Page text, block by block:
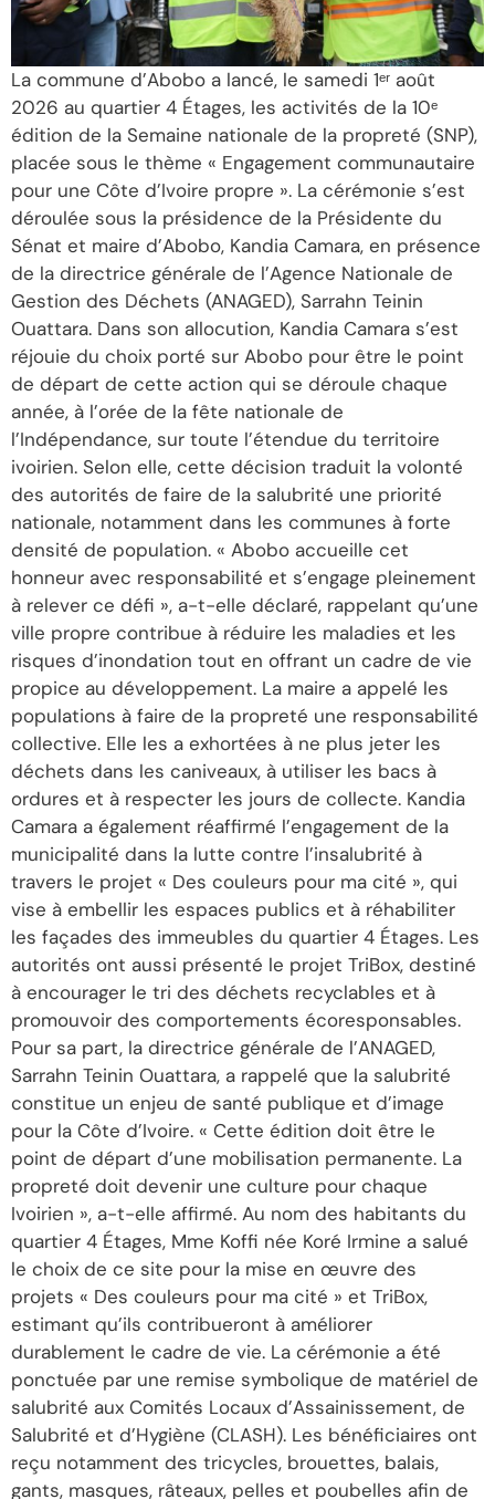
La commune d’Abobo a lancé, le samedi 1ᵉʳ août
2026 au quartier 4 Étages, les activités de la 10ᵉ
édition de la Semaine nationale de la propreté (SNP),
placée sous le thème « Engagement communautaire
pour une Côte d’Ivoire propre ». La cérémonie s’est
déroulée sous la présidence de la Présidente du
Sénat et maire d’Abobo, Kandia Camara, en présence
de la directrice générale de l’Agence Nationale de
Gestion des Déchets (ANAGED), Sarrahn Teinin
Ouattara. Dans son allocution, Kandia Camara s’est
réjouie du choix porté sur Abobo pour être le point
de départ de cette action qui se déroule chaque
année, à l’orée de la fête nationale de
l’Indépendance, sur toute l’étendue du territoire
ivoirien. Selon elle, cette décision traduit la volonté
des autorités de faire de la salubrité une priorité
nationale, notamment dans les communes à forte
densité de population. « Abobo accueille cet
honneur avec responsabilité et s’engage pleinement
à relever ce défi », a-t-elle déclaré, rappelant qu’une
ville propre contribue à réduire les maladies et les
risques d’inondation tout en offrant un cadre de vie
propice au développement. La maire a appelé les
populations à faire de la propreté une responsabilité
collective. Elle les a exhortées à ne plus jeter les
déchets dans les caniveaux, à utiliser les bacs à
ordures et à respecter les jours de collecte. Kandia
Camara a également réaffirmé l’engagement de la
municipalité dans la lutte contre l’insalubrité à
travers le projet « Des couleurs pour ma cité », qui
vise à embellir les espaces publics et à réhabiliter
les façades des immeubles du quartier 4 Étages. Les
autorités ont aussi présenté le projet TriBox, destiné
à encourager le tri des déchets recyclables et à
promouvoir des comportements écoresponsables.
Pour sa part, la directrice générale de l’ANAGED,
Sarrahn Teinin Ouattara, a rappelé que la salubrité
constitue un enjeu de santé publique et d’image
pour la Côte d’Ivoire. « Cette édition doit être le
point de départ d’une mobilisation permanente. La
propreté doit devenir une culture pour chaque
Ivoirien », a-t-elle affirmé. Au nom des habitants du
quartier 4 Étages, Mme Koffi née Koré Irmine a salué
le choix de ce site pour la mise en œuvre des
projets « Des couleurs pour ma cité » et TriBox,
estimant qu’ils contribueront à améliorer
durablement le cadre de vie. La cérémonie a été
ponctuée par une remise symbolique de matériel de
salubrité aux Comités Locaux d’Assainissement, de
Salubrité et d’Hygiène (CLASH). Les bénéficiaires ont
reçu notamment des tricycles, brouettes, balais,
gants, masques, râteaux, pelles et poubelles afin de